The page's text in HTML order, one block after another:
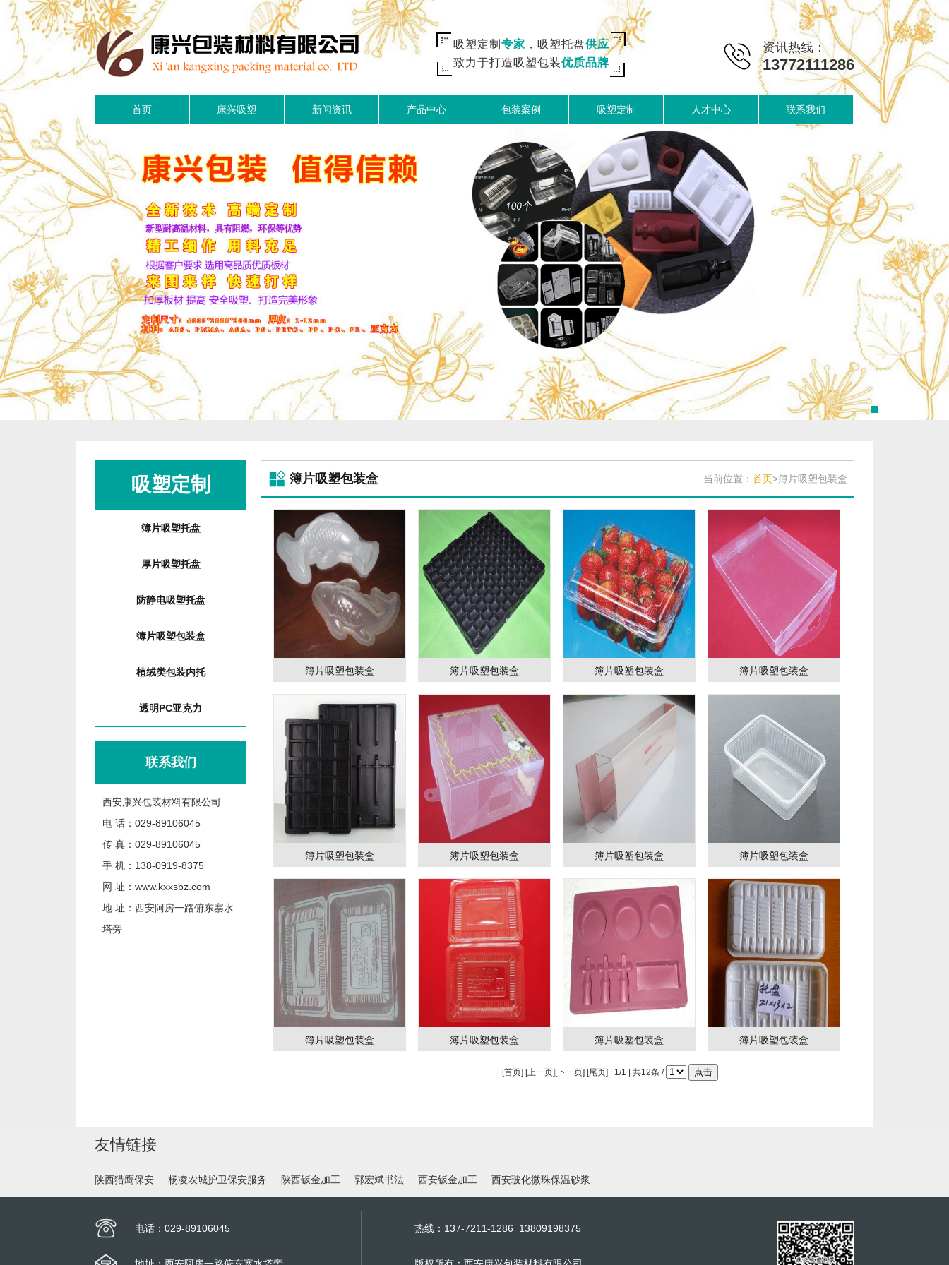
吸塑定制 专家 ，吸塑托盘供应
致力于打造吸塑包装优质品牌
资讯热线：
13772111286
首页 康兴吸塑 新闻资讯 产品中心 包装案例 吸塑定制 人才中心 联系我们
吸塑定制
簿片吸塑托盘
厚片吸塑托盘
防静电吸塑托盘
簿片吸塑包装盒
植绒类包装内托
透明PC亚克力
联系我们
西安康兴包装材料有限公司
电 话：029-89106045
传 真：029-89106045
手 机：138-0919-8375
网 址：www.kxxsbz.com
地 址：西安阿房一路俯东寨水
塔旁
簿片吸塑包装盒 当前位置：首页>簿片吸塑包装盒
簿片吸塑包装盒 簿片吸塑包装盒 簿片吸塑包装盒 簿片吸塑包装盒
簿片吸塑包装盒 簿片吸塑包装盒 簿片吸塑包装盒 簿片吸塑包装盒
簿片吸塑包装盒 簿片吸塑包装盒 簿片吸塑包装盒 簿片吸塑包装盒
[首页] [上一页][下一页] [尾页] 1/1 | 共12条 /
友情链接
陕西猎鹰保安 杨凌农城护卫保安服务 陕西钣金加工 郭宏斌书法 西安钣金加工 西安玻化微珠保温砂浆
电话：029-89106045 热线：137-7211-1286 13809198375